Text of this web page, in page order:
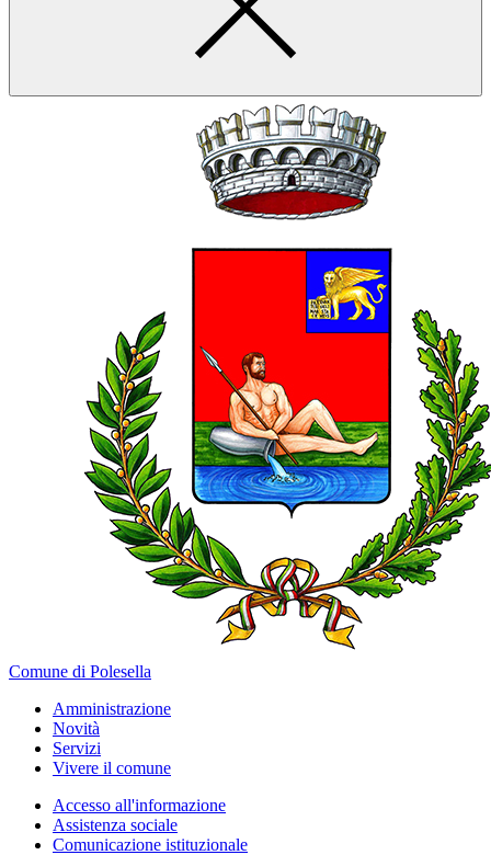
Comune di Polesella
Amministrazione
Novità
Servizi
Vivere il comune
Accesso all'informazione
Assistenza sociale
Comunicazione istituzionale